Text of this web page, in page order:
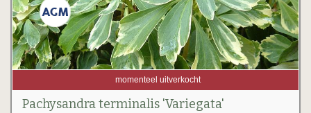
momenteel uitverkocht
Pachysandra terminalis 'Variegata'